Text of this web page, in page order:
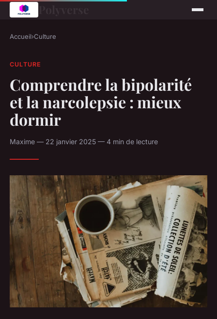
Accueil›Culture
CULTURE
Comprendre la bipolarité
et la narcolepsie : mieux
dormir
Maxime — 22 janvier 2025 — 4 min de lecture